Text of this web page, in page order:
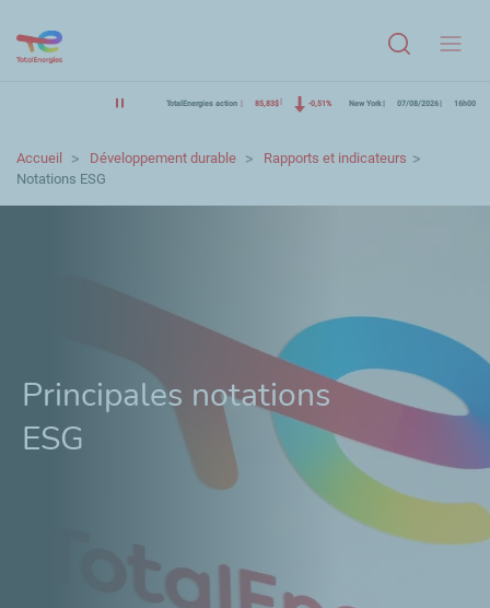
TotalEnergies action 85,83$ -0,51% New York 07/08/2026 16h00
Accueil Développement durable
Rapports et indicateurs
Notations ESG
Principales notations
ESG